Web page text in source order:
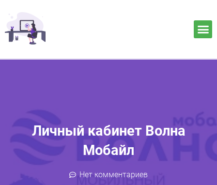
Личный кабинет Волна
Мобайл
Нет комментариев